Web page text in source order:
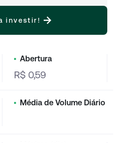
investir!
Abertura
R$ 0,59
Média de Volume Diário